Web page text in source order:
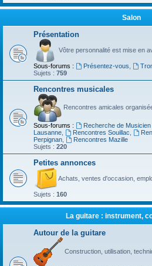
Salon
Présentation
Vôtre personnalité est mise en
Sous-forums : Présentez-vous
Sujets : 759
Rencontres musicales
Rencontres amicales
Sous-forums : Recherche de
Lausanne
Rencontres Souillac
Perpignan
Rencontres Mazille
Sujets : 220
Petites annonces
Achats, ventes d'occasion,
Sujets : 160
La guitare : instrument,
Autour de la guitare
Construction, utilisation,